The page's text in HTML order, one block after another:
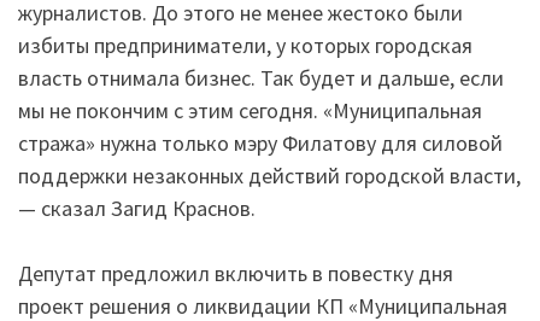
журналистов. До этого не менее жестоко были
избиты предприниматели, у которых городская
власть отнимала бизнес. Так будет и дальше, если
мы не покончим с этим сегодня. «Муниципальная
стража» нужна только мэру Филатову для силовой
поддержки незаконных действий городской власти,
— сказал Загид Краснов.
Депутат предложил включить в повестку дня
проект решения о ликвидации КП «Муниципальная